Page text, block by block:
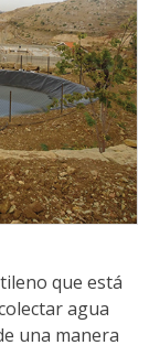
que está
agua
una manera